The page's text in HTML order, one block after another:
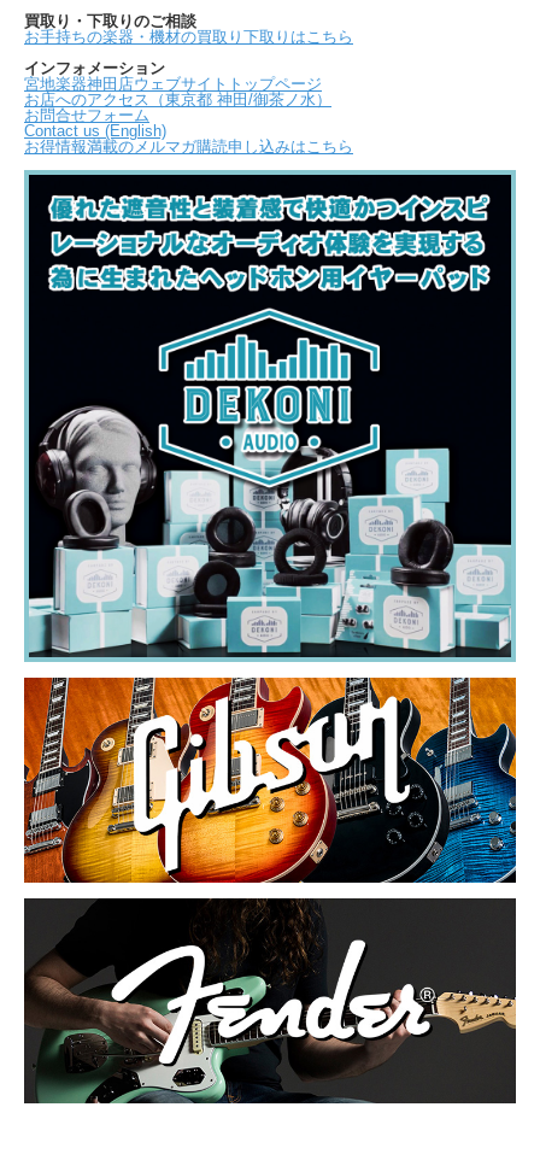
買取り・下取りのご相談
お手持ちの楽器・機材の買取り下取りはこちら
インフォメーション
宮地楽器神田店ウェブサイトトップページ
お店へのアクセス（東京都 神田/御茶ノ水）
お問合せフォーム
Contact us (English)
お得情報満載のメルマガ購読申し込みはこちら